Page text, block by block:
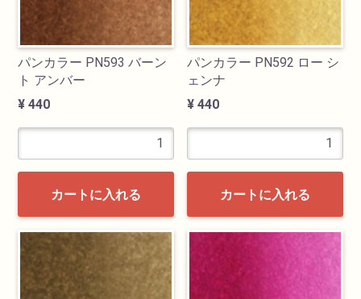
パンカラー PN593 バーン
ト アンバー
¥ 440
カートに入れる
パンカラー PN592 ロー シ
ェンナ
¥ 440
カートに入れる